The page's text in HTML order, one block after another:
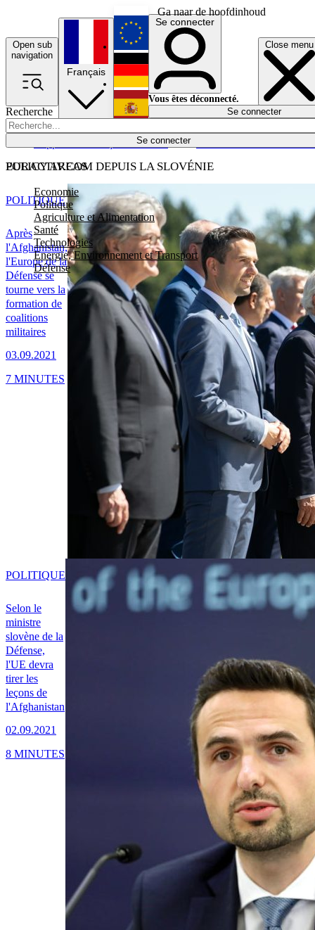
Ga naar de hoofdinhoud
Open sub
navigation
Close menu
Recherche
Se connecter
POLICY AREAS
Economie
Politique
Agriculture et Alimentation
Santé
Technologies
Energie, Environnement et Transport
Défense
Économie
Français
English
Deutsch
Español
Se connecter
Vous êtes déconnecté.
Se connecter
EURACTIV.COM DEPUIS LA SLOVÉNIE
Après
l'Afghanistan,
l'Europe de la
Défense se
tourne vers la
formation de
coalitions
militaires
03.09.2021
POLITIQUE
7 MINUTES
Selon le
ministre
slovène de la
Défense,
l'UE devra
tirer les
leçons de
l'Afghanistan
02.09.2021
POLITIQUE
8 MINUTES